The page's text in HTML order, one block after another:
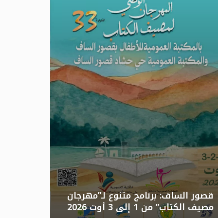
قصور الساف: برنامج متنوع لـ”مهرجان
مصيف الكتاب” من 1 إلى 3 أوت 2026